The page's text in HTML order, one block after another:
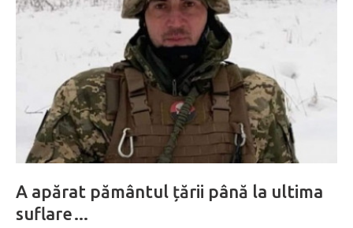
A apărat pământul țării până la ultima
suflare…